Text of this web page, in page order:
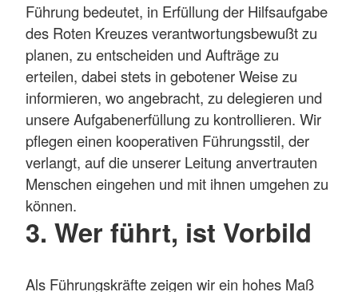
Führung bedeutet, in Erfüllung der Hilfsaufgabe
des Roten Kreuzes verantwortungsbewußt zu
planen, zu entscheiden und Aufträge zu
erteilen, dabei stets in gebotener Weise zu
informieren, wo angebracht, zu delegieren und
unsere Aufgabenerfüllung zu kontrollieren. Wir
pflegen einen kooperativen Führungsstil, der
verlangt, auf die unserer Leitung anvertrauten
Menschen eingehen und mit ihnen umgehen zu
können.
3. Wer führt, ist Vorbild
Als Führungskräfte zeigen wir ein hohes Maß